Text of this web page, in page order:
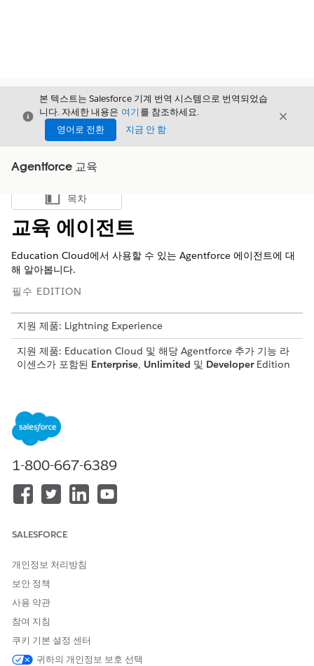
닫기
본 텍스트는 Salesforce 기계 번역 시스템으로 번역되었습
니다. 자세한 내용은 여기 를 참조하세요.
영어로 전환
지금 안 함
닫기
Agentforce 교육
목차 표시
목차
교육 에이전트
Education Cloud에서 사용할 수 있는 Agentforce 에이전트에 대
해 알아봅니다.
필수 EDITION
지원 제품: Lightning Experience
지원 제품: Education Cloud 및 해당 Agentforce 추가 기능 라
이센스가 포함된 Enterprise, Unlimited 및 DeveloperEdition
Agentforce 코스 운영 주제를 사용하여 각 코스 제공에 대한 전
용 Slack 채널을 만들고, 채널에 참가자를 추가하고, 실습 캔버
스를 만듭니다. Slack의 중앙 집중식 과정 운영을 통해 교수진은
학생 및 상담사가 적절한 과정을 쉽게 찾을 수 있도록 돕습니다.
이 에이전트는 과정 요구 사항 및 학위 계획 정보에 대한 질문에
Agentforce 학생 상담 주제를 활성화하면 상담사가 에이전트를
재정 지원 또는 활동과 같은 캠퍼스 자원 및 정책과 관련된 학생
질문에 답변할 수도 있습니다. 에이전트는 할 일 또는 사례 만들
기 등 차선적인 조치를 제안하여 담당자가 사전에 팔로우업할
수 있도록 지원합니다.
Student Financials Agent
1-800-667-6389
SALESFORCE
개인정보 처리방침
보안 정책
사용 약관
참여 지침
쿠키 기본 설정 센터
귀하의 개인정보 보호 선택